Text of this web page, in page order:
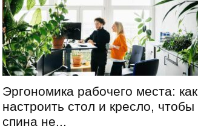
Эргономика рабочего места: как
настроить стол и кресло, чтобы
спина не...